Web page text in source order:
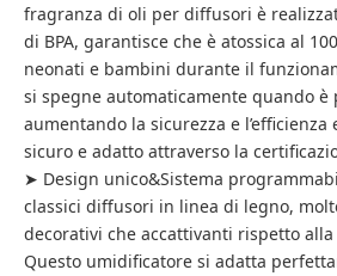
fragranza di oli per diffusori è
di BPA, garantisce che è atossica al
neonati e bambini durante il
si spegne automaticamente quando è
aumentando la sicurezza e l’efficienza
sicuro e adatto attraverso la
➤ Design unico&Sistema
classici diffusori in linea di legno,
decorativi che accattivanti rispetto alla
Questo umidificatore si adatta